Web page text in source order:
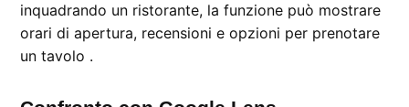
inquadrando un ristorante, la funzione può mostrare
orari di apertura, recensioni e opzioni per prenotare
un tavolo .